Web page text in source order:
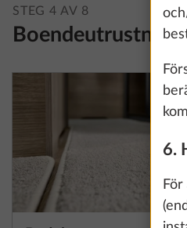
STEG 4 AV 8
Boendeutrustning
6.